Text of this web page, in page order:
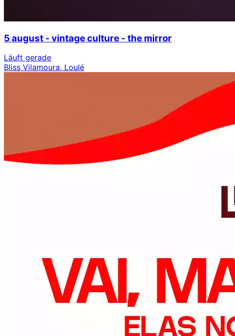
5 august - vintage culture - the mirror
Läuft gerade
Bliss Vilamoura, Loulé